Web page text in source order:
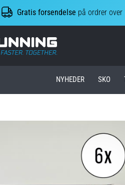
Gratis forsendelse på ordrer
Top4Running.dk
NYHEDER SKO